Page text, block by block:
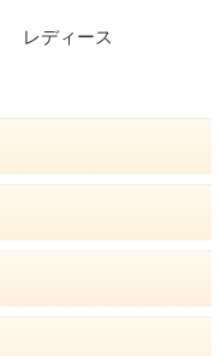
レディース